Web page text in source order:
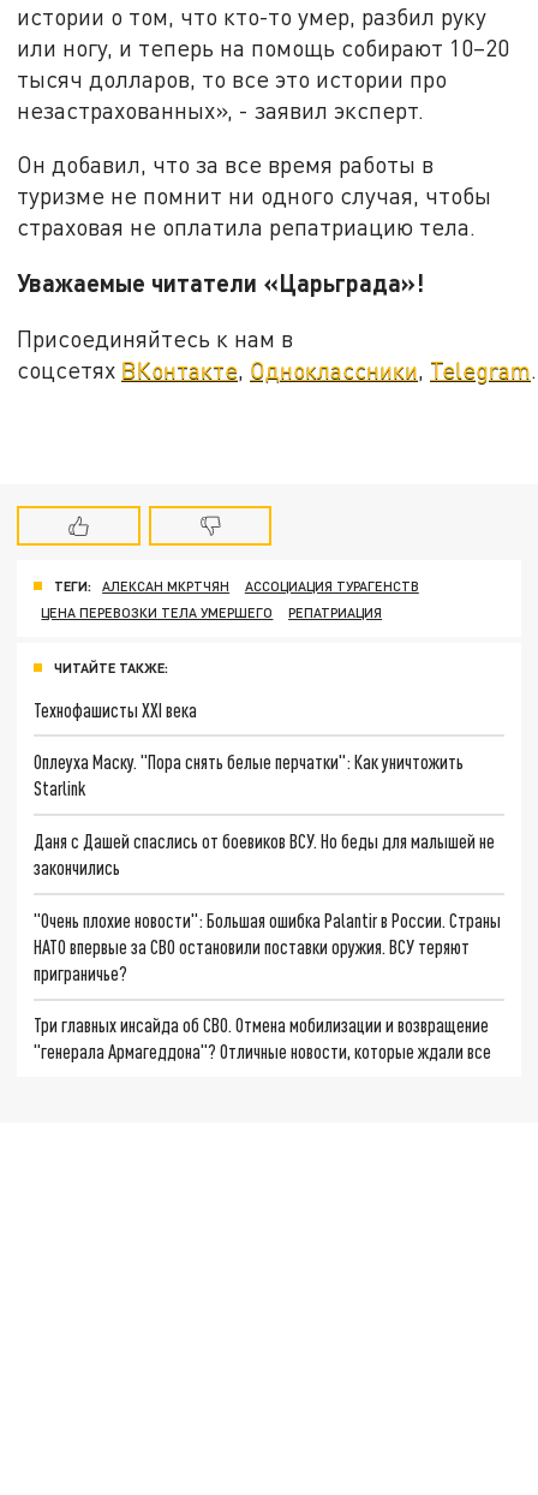
истории о том, что кто-то умер, разбил руку
или ногу, и теперь на помощь собирают 10–20
тысяч долларов, то все это истории про
незастрахованных», - заявил эксперт.
Он добавил, что за все время работы в
туризме не помнит ни одного случая, чтобы
страховая не оплатила репатриацию тела.
Уважаемые читатели «Царьграда»!
Присоединяйтесь к нам в
соцсетях ВКонтакте Одноклассники Telegram
ТЕГИ: АЛЕКСАН МКРТЧЯН
АССОЦИАЦИЯ ТУРАГЕНСТВ
ЦЕНА ПЕРЕВОЗКИ ТЕЛА УМЕРШЕГО
РЕПАТРИАЦИЯ
ЧИТАЙТЕ ТАКЖЕ:
Технофашисты XXI века
Оплеуха Маску. "Пора снять белые перчатки": Как уничтожить
Starlink
Даня с Дашей спаслись от боевиков ВСУ. Но беды для малышей не
закончились
"Очень плохие новости": Большая ошибка Palantir в России. Страны
НАТО впервые за СВО остановили поставки оружия. ВСУ теряют
приграничье?
Три главных инсайда об СВО. Отмена мобилизации и возвращение
"генерала Армагеддона"? Отличные новости, которые ждали все